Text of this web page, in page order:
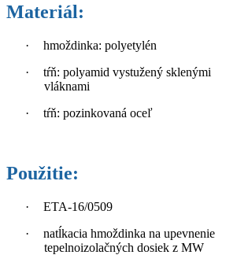
Materiál:
·
hmoždinka: polyetylén
·
tŕň: polyamid vystužený sklenými
vláknami
·
tŕň: pozinkovaná oceľ
Použitie:
·
ETA-16/0509
·
natĺkacia hmoždinka na upevnenie
tepelnoizolačných dosiek z MW